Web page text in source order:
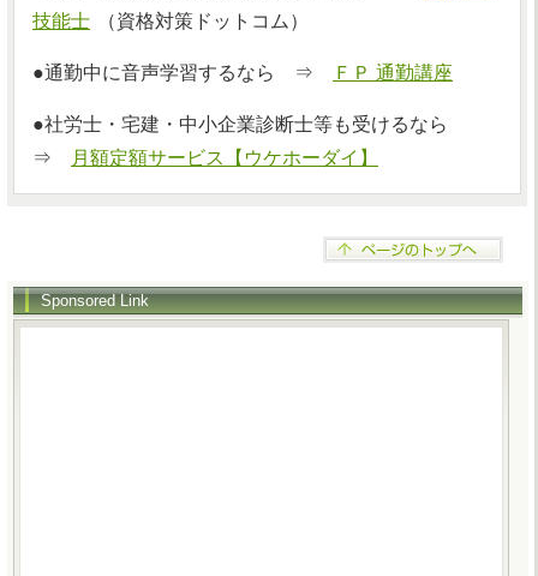
技能士
（資格対策ドットコム）
●通勤中に音声学習するなら ⇒ ＦＰ 通勤講座
●社労士・宅建・中小企業診断士等も受けるなら
⇒
月額定額サービス【ウケホーダイ】
Sponsored Link